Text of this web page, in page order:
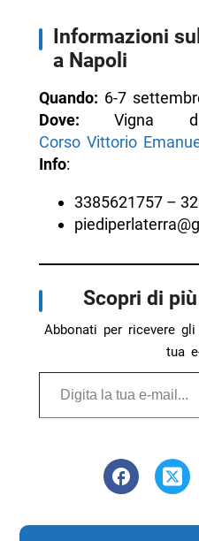
Informazioni
a Napoli
Quando: 6-7
Dove: Vigna di
Corso Vittorio
Info:
3385621757 –
Scopri di
Abbonati per ricevere
tua
Digita la tua e-mail...